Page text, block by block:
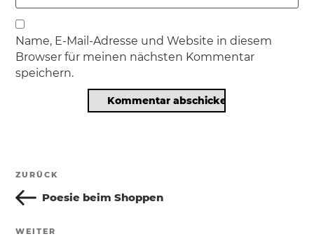
Name, E-Mail-Adresse und Website in diesem
Browser für meinen nächsten Kommentar
speichern.
Beitragsnavigation
Vorheriger
Beitrag
ZURÜCK
Poesie beim Shoppen
Nächster
WEITER